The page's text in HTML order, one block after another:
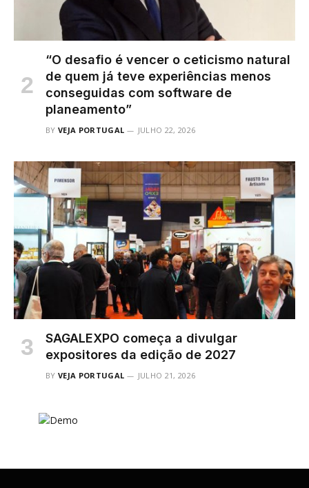
“O desafio é vencer o ceticismo natural
de quem já teve experiências menos
conseguidas com software de
planeamento”
BY VEJA PORTUGAL JULHO 22, 2026
SAGALEXPO começa a divulgar
expositores da edição de 2027
BY VEJA PORTUGAL JULHO 21, 2026